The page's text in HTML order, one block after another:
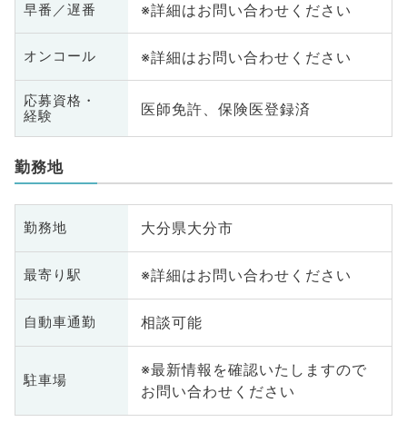
早番／遅番 ※詳細はお問い合わせください
オンコール ※詳細はお問い合わせください
応募資格・
経験
医師免許、保険医登録済
勤務地
勤務地 大分県大分市
最寄り駅 ※詳細はお問い合わせください
自動車通勤 相談可能
駐車場
※最新情報を確認いたしますので
お問い合わせください